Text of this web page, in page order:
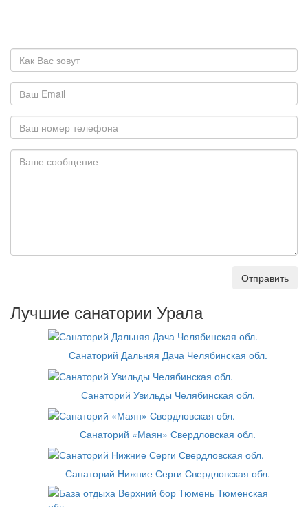
Отправить
Лучшие санатории Урала
Санаторий Дальняя Дача Челябинская обл.
Санаторий Увильды Челябинская обл.
Санаторий «Маян» Свердловская обл.
Санаторий Нижние Серги Свердловская обл.